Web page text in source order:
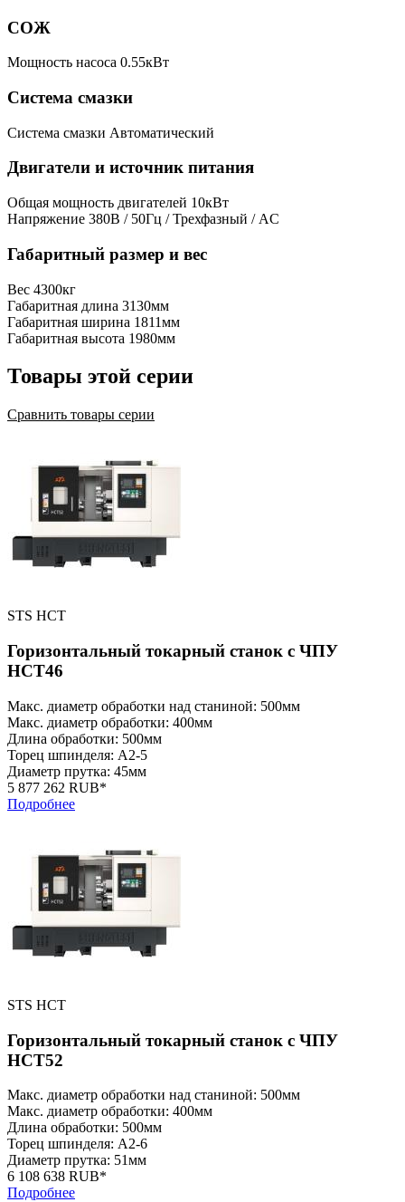
СОЖ
Мощность насоса 0.55кВт
Система смазки
Система смазки Автоматический
Двигатели и источник питания
Общая мощность двигателей 10кВт
Напряжение 380В / 50Гц / Трехфазный / AC
Габаритный размер и вес
Вес 4300кг
Габаритная длина 3130мм
Габаритная ширина 1811мм
Габаритная высота 1980мм
Товары этой серии
Сравнить товары серии
STS HCT
Горизонтальный токарный станок с ЧПУ
HCT46
Макс. диаметр обработки над станиной: 500мм
Макс. диаметр обработки: 400мм
Длина обработки: 500мм
Торец шпинделя: A2-5
Диаметр прутка: 45мм
5 877 262 RUB*
Подробнее
STS HCT
Горизонтальный токарный станок с ЧПУ
HCT52
Макс. диаметр обработки над станиной: 500мм
Макс. диаметр обработки: 400мм
Длина обработки: 500мм
Торец шпинделя: A2-6
Диаметр прутка: 51мм
6 108 638 RUB*
Подробнее